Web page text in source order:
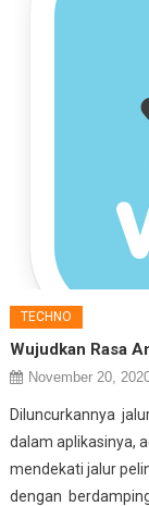
TECHNO
Wujudkan Rasa
November 20,
Diluncurkannya
dalam aplikasinya,
mendekati jalur
dengan